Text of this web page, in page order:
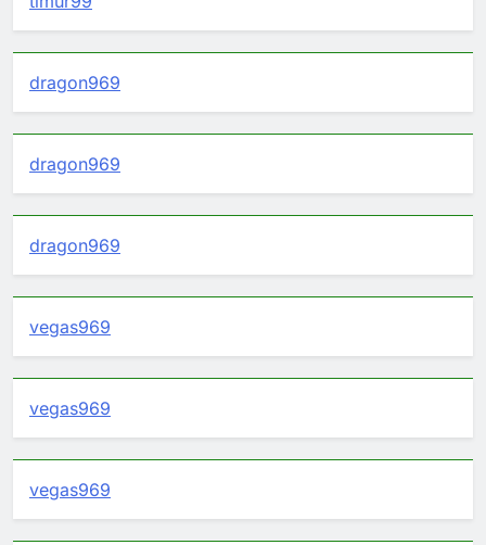
dragon969
dragon969
dragon969
vegas969
vegas969
vegas969